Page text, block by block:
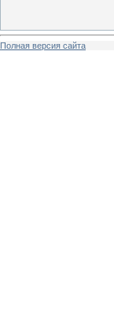
Полная версия сайта